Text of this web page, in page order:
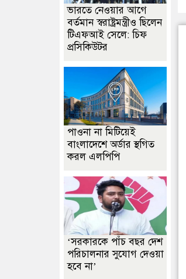
ভারতে নেওয়ার আগে
বর্তমান স্বরাষ্ট্রমন্ত্রীও ছিলেন
টিএফআই সেলে: চিফ
প্রসিকিউটর
পাওনা না মিটিয়েই
বাংলাদেশে অর্ডার স্থগিত
করল এলপিপি
‘সরকারকে পাঁচ বছর দেশ
পরিচালনার সুযোগ দেওয়া
হবে না’